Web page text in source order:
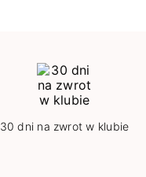
30 dni na zwrot w klubie